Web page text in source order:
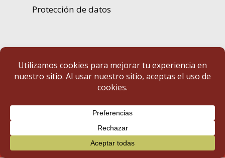
Protección de datos
Portal de Transparencia | Diputación de Badajoz